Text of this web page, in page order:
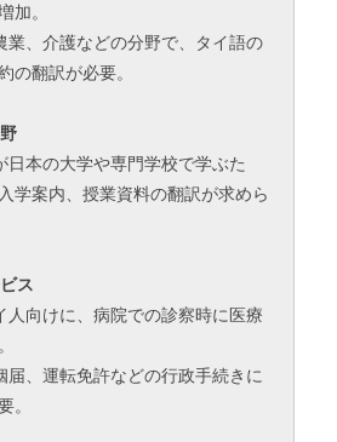
加。
、介護などの分野で、タイ語の
の翻訳が必要。
本の大学や専門学校で学ぶた
学案内、授業資料の翻訳が求めら
ス
向けに、病院での診察時に医療
、運転免許などの行政手続きに
。